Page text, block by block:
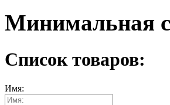
Минимальная
Список товаров:
Имя: